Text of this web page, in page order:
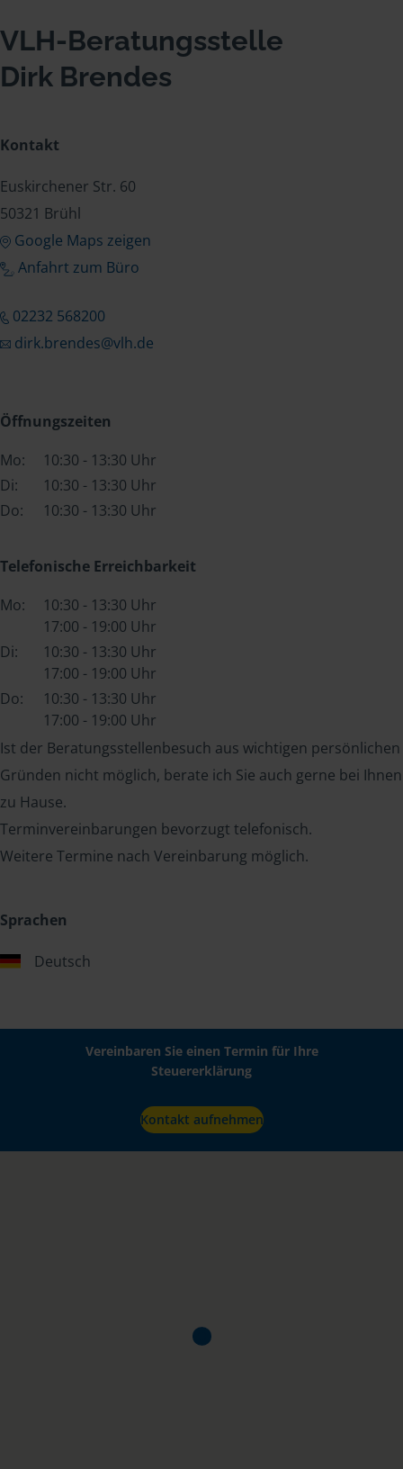
VLH-Beratungsstelle
Dirk Brendes
Kontakt
Euskirchener Str. 60
50321 Brühl
Google Maps zeigen
Anfahrt zum Büro
02232 568200
dirk.brendes@vlh.de
Öffnungszeiten
Mo:
10:30 - 13:30 Uhr
Di:
10:30 - 13:30 Uhr
Do:
10:30 - 13:30 Uhr
Telefonische Erreichbarkeit
Mo:
10:30 - 13:30 Uhr
17:00 - 19:00 Uhr
Di:
10:30 - 13:30 Uhr
17:00 - 19:00 Uhr
Do:
10:30 - 13:30 Uhr
17:00 - 19:00 Uhr
Ist der Beratungsstellenbesuch aus wichtigen persönlichen
Gründen nicht möglich, berate ich Sie auch gerne bei Ihnen
zu Hause.
Terminvereinbarungen bevorzugt telefonisch.
Weitere Termine nach Vereinbarung möglich.
Sprachen
Deutsch
Vereinbaren Sie einen Termin für Ihre
Steuererklärung
Kontakt aufnehmen